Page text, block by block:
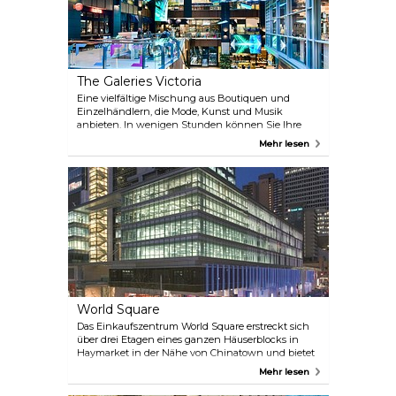
The Galeries Victoria
Eine vielfältige Mischung aus Boutiquen und
Einzelhändlern, die Mode, Kunst und Musik
anbieten. In wenigen Stunden können Sie Ihre
Garderobe bei Incu, Alphaville oder Carhartt
Gastronomiebereich und trinken Sie ein Bier im
The Arthouse. Stöbern Sie bei JB Hi-Fi nach den
neuesten Musik- und Technikgadgets und
entdecken Sie bei Kinokuniya ein umfangreiches
Buchsortiment.
Mehr lesen
World Square
Das Einkaufszentrum World Square erstreckt sich
über drei Etagen eines ganzen Häuserblocks in
Haymarket in der Nähe von Chinatown und bietet
frische Lebensmittel und zubereitete Speisen, eine
Lifestyle-Artikeln und Dienstleistungen sowie über
Mehr lesen